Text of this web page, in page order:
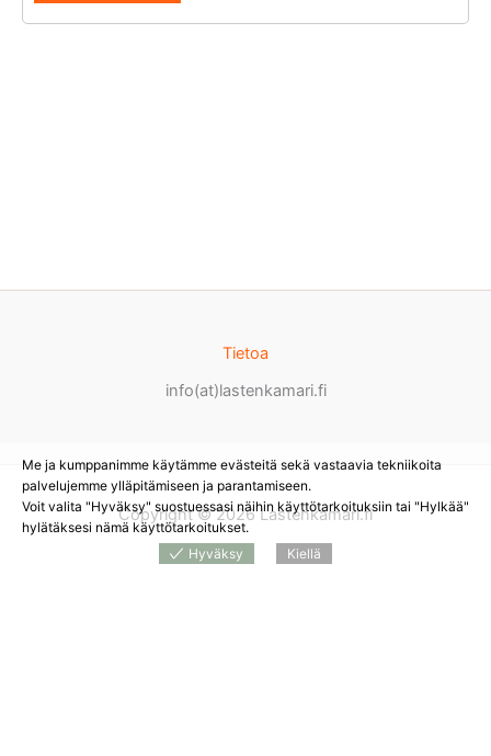
Tietoa
info(at)lastenkamari.fi
Copyright © 2026 Lastenkamari.fi
Me ja kumppanimme käytämme evästeitä sekä vastaavia tekniikoita
palvelujemme ylläpitämiseen ja parantamiseen.
Voit valita "Hyväksy" suostuessasi näihin käyttötarkoituksiin tai "Hylkää"
hylätäksesi nämä käyttötarkoitukset.
Hyväksy
Kiellä